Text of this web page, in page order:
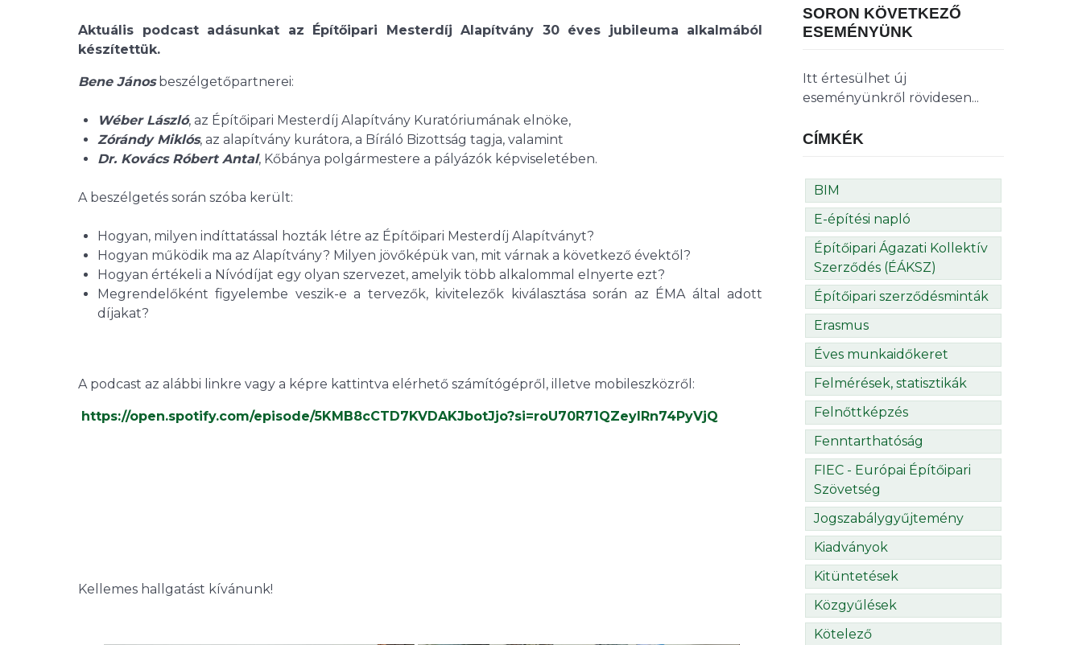
Aktuális podcast adásunkat az Építőipari Mesterdíj Alapítvány 30 éves jubileuma alkalmából
készítettük.
Bene Jánosbeszélgetőpartnerei:
Wéber László, az Építőipari Mesterdíj Alapítvány Kuratóriumának elnöke,
Zórándy Miklós, az alapítvány kurátora, a Bíráló Bizottság tagja, valamint
Dr. Kovács Róbert Antal, Kőbánya polgármestere a pályázók képviseletében.
A beszélgetés során szóba került:
Hogyan, milyen indíttatással hozták létre az Építőipari Mesterdíj Alapítványt?
Hogyan működik ma az Alapítvány? Milyen jövőképük van, mit várnak a következő évektől?
Hogyan értékeli a Nívódíjat egy olyan szervezet, amelyik több alkalommal elnyerte ezt?
Megrendelőként figyelembe veszik-e a tervezők, kivitelezők kiválasztása során az ÉMA által adott
díjakat?
A podcast az alábbi linkre vagy a képre kattintva elérhető számítógépről, illetve mobileszközről:
https://open.spotify.com/episode/5KMB8cCTD7KVDAKJbotJjo?si=roU70R71QZeylRn74PyVjQ
Kellemes hallgatást kívánunk!
SORON KÖVETKEZŐ
ESEMÉNYÜNK
Itt értesülhet új
eseményünkről rövidesen...
CÍMKÉK
BIM
E-építési napló
Építőipari Ágazati Kollektív
Szerződés (ÉÁKSZ)
Építőipari szerződésminták
Erasmus
Éves munkaidőkeret
Felmérések, statisztikák
Felnőttképzés
Fenntarthatóság
FIEC - Európai Építőipari
Szövetség
Jogszabálygyűjtemény
Kiadványok
Kitüntetések
Közgyűlések
Kötelező